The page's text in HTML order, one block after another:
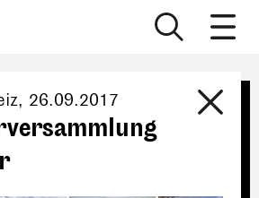
, 26.09.2017